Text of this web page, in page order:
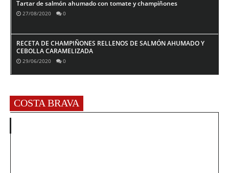
Tartar de salmón ahumado con tomate y champiñones
27/08/2020 0
RECETA DE CHAMPIÑONES RELLENOS DE SALMÓN AHUMADO Y
CEBOLLA CARAMELIZADA
29/06/2020 0
COSTA BRAVA